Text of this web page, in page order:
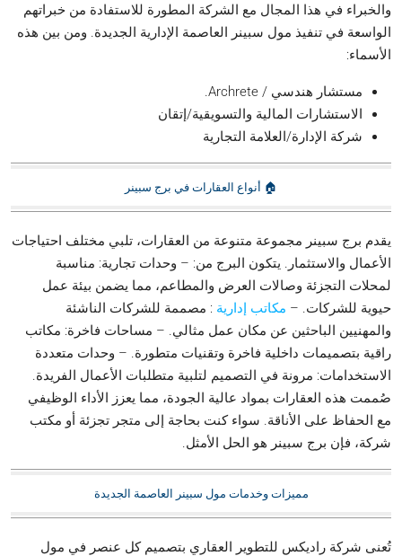
والخبراء في هذا المجال مع الشركة المطورة للاستفادة من خبراتهم
الواسعة في تنفيذ مول سبينر العاصمة الإدارية الجديدة. ومن بين هذه
الأسماء:
مستشار هندسي / Archrete.
الاستشارات المالية والتسويقية/إتقان
شركة الإدارة/العلامة التجارية
🏠 أنواع العقارات في برج سبينر
يقدم برج سبينر مجموعة متنوعة من العقارات، تلبي مختلف احتياجات
الأعمال والاستثمار. يتكون البرج من: – وحدات تجارية: مناسبة
لمحلات التجزئة وصالات العرض والمطاعم، مما يضمن بيئة عمل
حيوية للشركات. – مكاتب إدارية : مصممة للشركات الناشئة
والمهنيين الباحثين عن مكان عمل مثالي. – مساحات فاخرة: مكاتب
راقية بتصميمات داخلية فاخرة وتقنيات متطورة. – وحدات متعددة
الاستخدامات: مرونة في التصميم لتلبية متطلبات الأعمال الفريدة.
صُممت هذه العقارات بمواد عالية الجودة، مما يعزز الأداء الوظيفي
مع الحفاظ على الأناقة. سواء كنت بحاجة إلى متجر تجزئة أو مكتب
شركة، فإن برج سبينر هو الحل الأمثل.
مميزات وخدمات مول سبينر العاصمة الجديدة
تُعنى شركة راديكس للتطوير العقاري بتصميم كل عنصر في مول